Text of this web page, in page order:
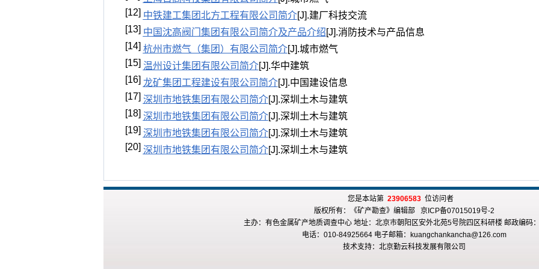
[12] 中铁建工集团北方工程有限公司简介[J].建厂科技交流
[13] 中国沈高阀门集团有限公司简介及产品介绍[J].消防技术与产品信息
[14] 杭州市燃气（集团）有限公司简介[J].城市燃气
[15] 温州设计集团有限公司简介[J].华中建筑
[16] 龙矿集团工程建设有限公司简介[J].中国建设信息
[17] 深圳市地铁集团有限公司简介[J].深圳土木与建筑
[18] 深圳市地铁集团有限公司简介[J].深圳土木与建筑
[19] 深圳市地铁集团有限公司简介[J].深圳土木与建筑
[20] 深圳市地铁集团有限公司简介[J].深圳土木与建筑
您是本站第 23906583 位访问者
版权所有：《矿产勘查》编辑部 京ICP备07015019号-2
主办：有色金属矿产地质调查中心 地址：北京市朝阳区安外北苑5号院四区科研楼 邮政编码
电话：010-84925664 电子邮箱：kuangchankancha@126.com
技术支持： 北京勤云科技发展有限公司